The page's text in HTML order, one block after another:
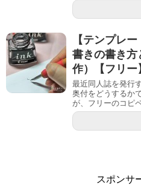
【テンプレ
書きの書き方
作）【フリー
最近同人誌を発行
奥付をどうするか
が、フリーのコピ
スポンサ